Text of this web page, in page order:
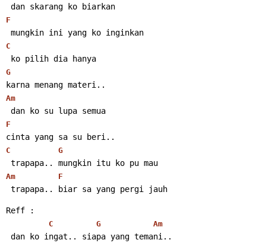
dan skarang ko biarkan
F
mungkin ini yang ko inginkan
C
ko pilih dia hanya
G
karna menang materi..
Am
dan ko su lupa semua
F
cinta yang sa su beri..
C G
trapapa.. mungkin itu ko pu mau
Am F
trapapa.. biar sa yang pergi jauh
Reff :
C G Am
dan ko ingat.. siapa yang temani..